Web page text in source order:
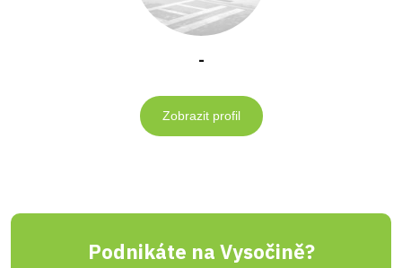
-
Zobrazit profil
Podnikáte na Vysočině?